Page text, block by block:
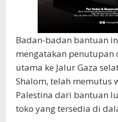
Badan-badan bantuan
mengatakan penutupan
utama ke Jalur Gaza
Shalom, telah memutus
Palestina dari bantuan
toko yang tersedia di